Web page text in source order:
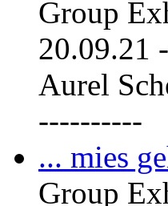
Group
20.09.21 -
Aurel
----------
... mies
Group